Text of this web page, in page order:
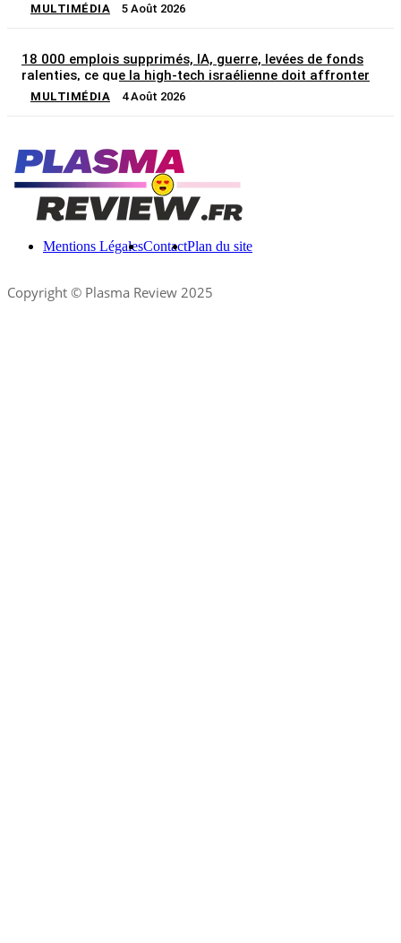
MULTIMÉDIA 5 Août 2026
18 000 emplois supprimés, IA, guerre, levées de fonds
ralenties, ce que la high-tech israélienne doit affronter
MULTIMÉDIA 4 Août 2026
Mentions LégalesContactPlan du site
Copyright © Plasma Review 2025